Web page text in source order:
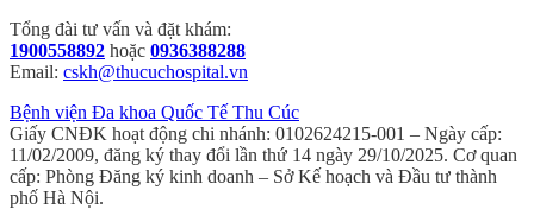
Tổng đài tư vấn và đặt khám:
1900558892 hoặc 0936388288
Email: cskh@thucuchospital.vn
Bệnh viện Đa khoa Quốc Tế Thu Cúc
Giấy CNĐK hoạt động chi nhánh: 0102624215-001 – Ngày cấp:
11/02/2009, đăng ký thay đổi lần thứ 14 ngày 29/10/2025. Cơ quan
cấp: Phòng Đăng ký kinh doanh – Sở Kế hoạch và Đầu tư thành
phố Hà Nội.